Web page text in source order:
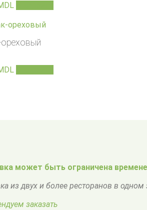
может быть ограничена
из двух и более ресторанов в
заказать